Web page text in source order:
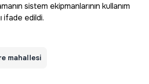
sistem ekipmanlarının kullanım
ifade edildi.
mahallesi